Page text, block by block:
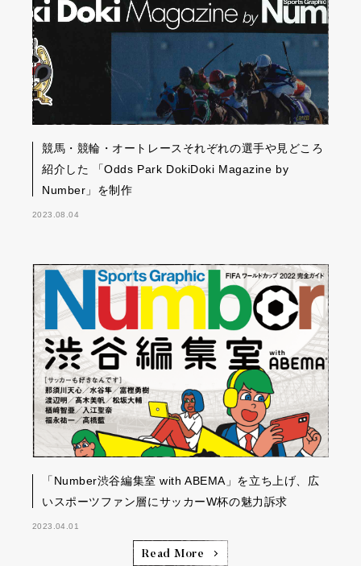
競馬・競輪・オートレースそれぞれの選手や見どころ
紹介した 「Odds Park DokiDoki Magazine by
Number」を制作
2023.08.04
「Number渋谷編集室 with ABEMA」を立ち上げ、広
いスポーツファン層にサッカーW杯の魅力訴求
2023.04.01
Read More